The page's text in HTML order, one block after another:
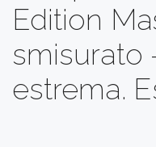
Edition
smisurato
estrema.